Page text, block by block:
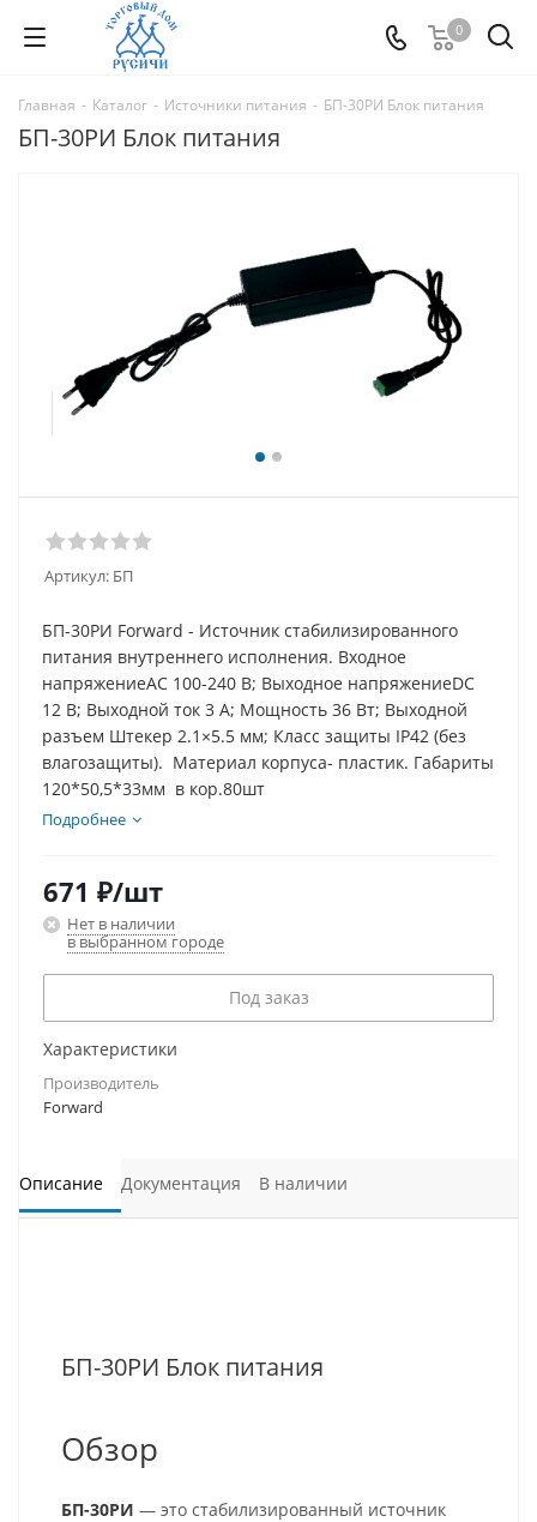
0
Главная - Каталог - Источники питания - БП-30РИ Блок питания
БП-30РИ Блок питания
Артикул: БП
БП-30РИ Forward - Источник стабилизированного
питания внутреннего исполнения. Входное
напряжениеAC 100-240 В; Выходное напряжениеDC
12 В; Выходной ток 3 А; Мощность 36 Вт; Выходной
разъем Штекер 2.1×5.5 мм; Класс защиты IP42 (без
влагозащиты). Материал корпуса- пластик. Габариты
120*50,5*33мм в кор.80шт
Подробнее
671 ₽/шт
Нет в наличии
в выбранном городе
Под заказ
Характеристики
Производитель
Forward
Описание Документация В наличии
БП-30РИ Блок питания
Обзор
БП-30РИ — это стабилизированный источник